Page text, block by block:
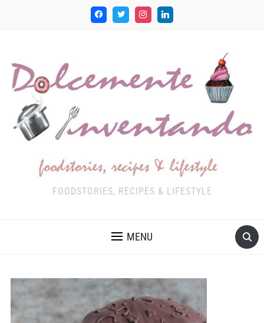
FOODSTORIES, RECIPES & LIFESTYLE
MENU